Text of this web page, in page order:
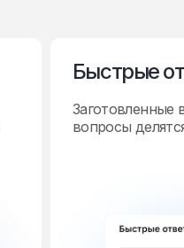
Быстрые
Заготовленные
вопросы